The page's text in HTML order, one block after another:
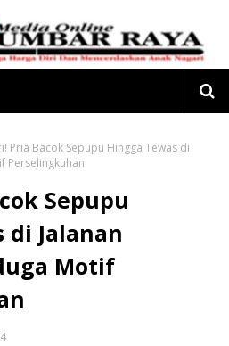
Pria Bacok Sepupu Hingga Tewas di
Perselingkuhan
Sepupu
di Jalanan
Motif